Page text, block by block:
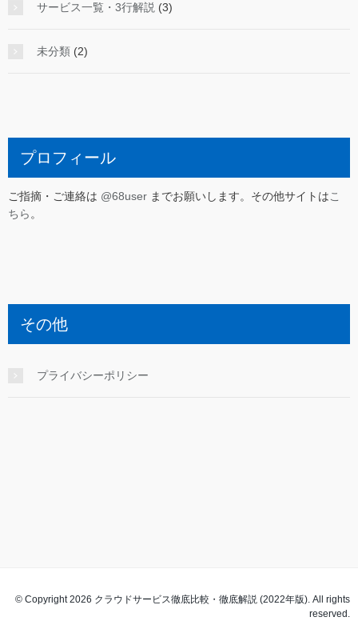
サービス一覧・3行解説 (3)
未分類 (2)
プロフィール
ご指摘・ご連絡は @68user までお願いします。その他サイトはこ
ちら。
その他
プライバシーポリシー
© Copyright 2026 クラウドサービス徹底比較・徹底解説 (2022年版). All rights
reserved.